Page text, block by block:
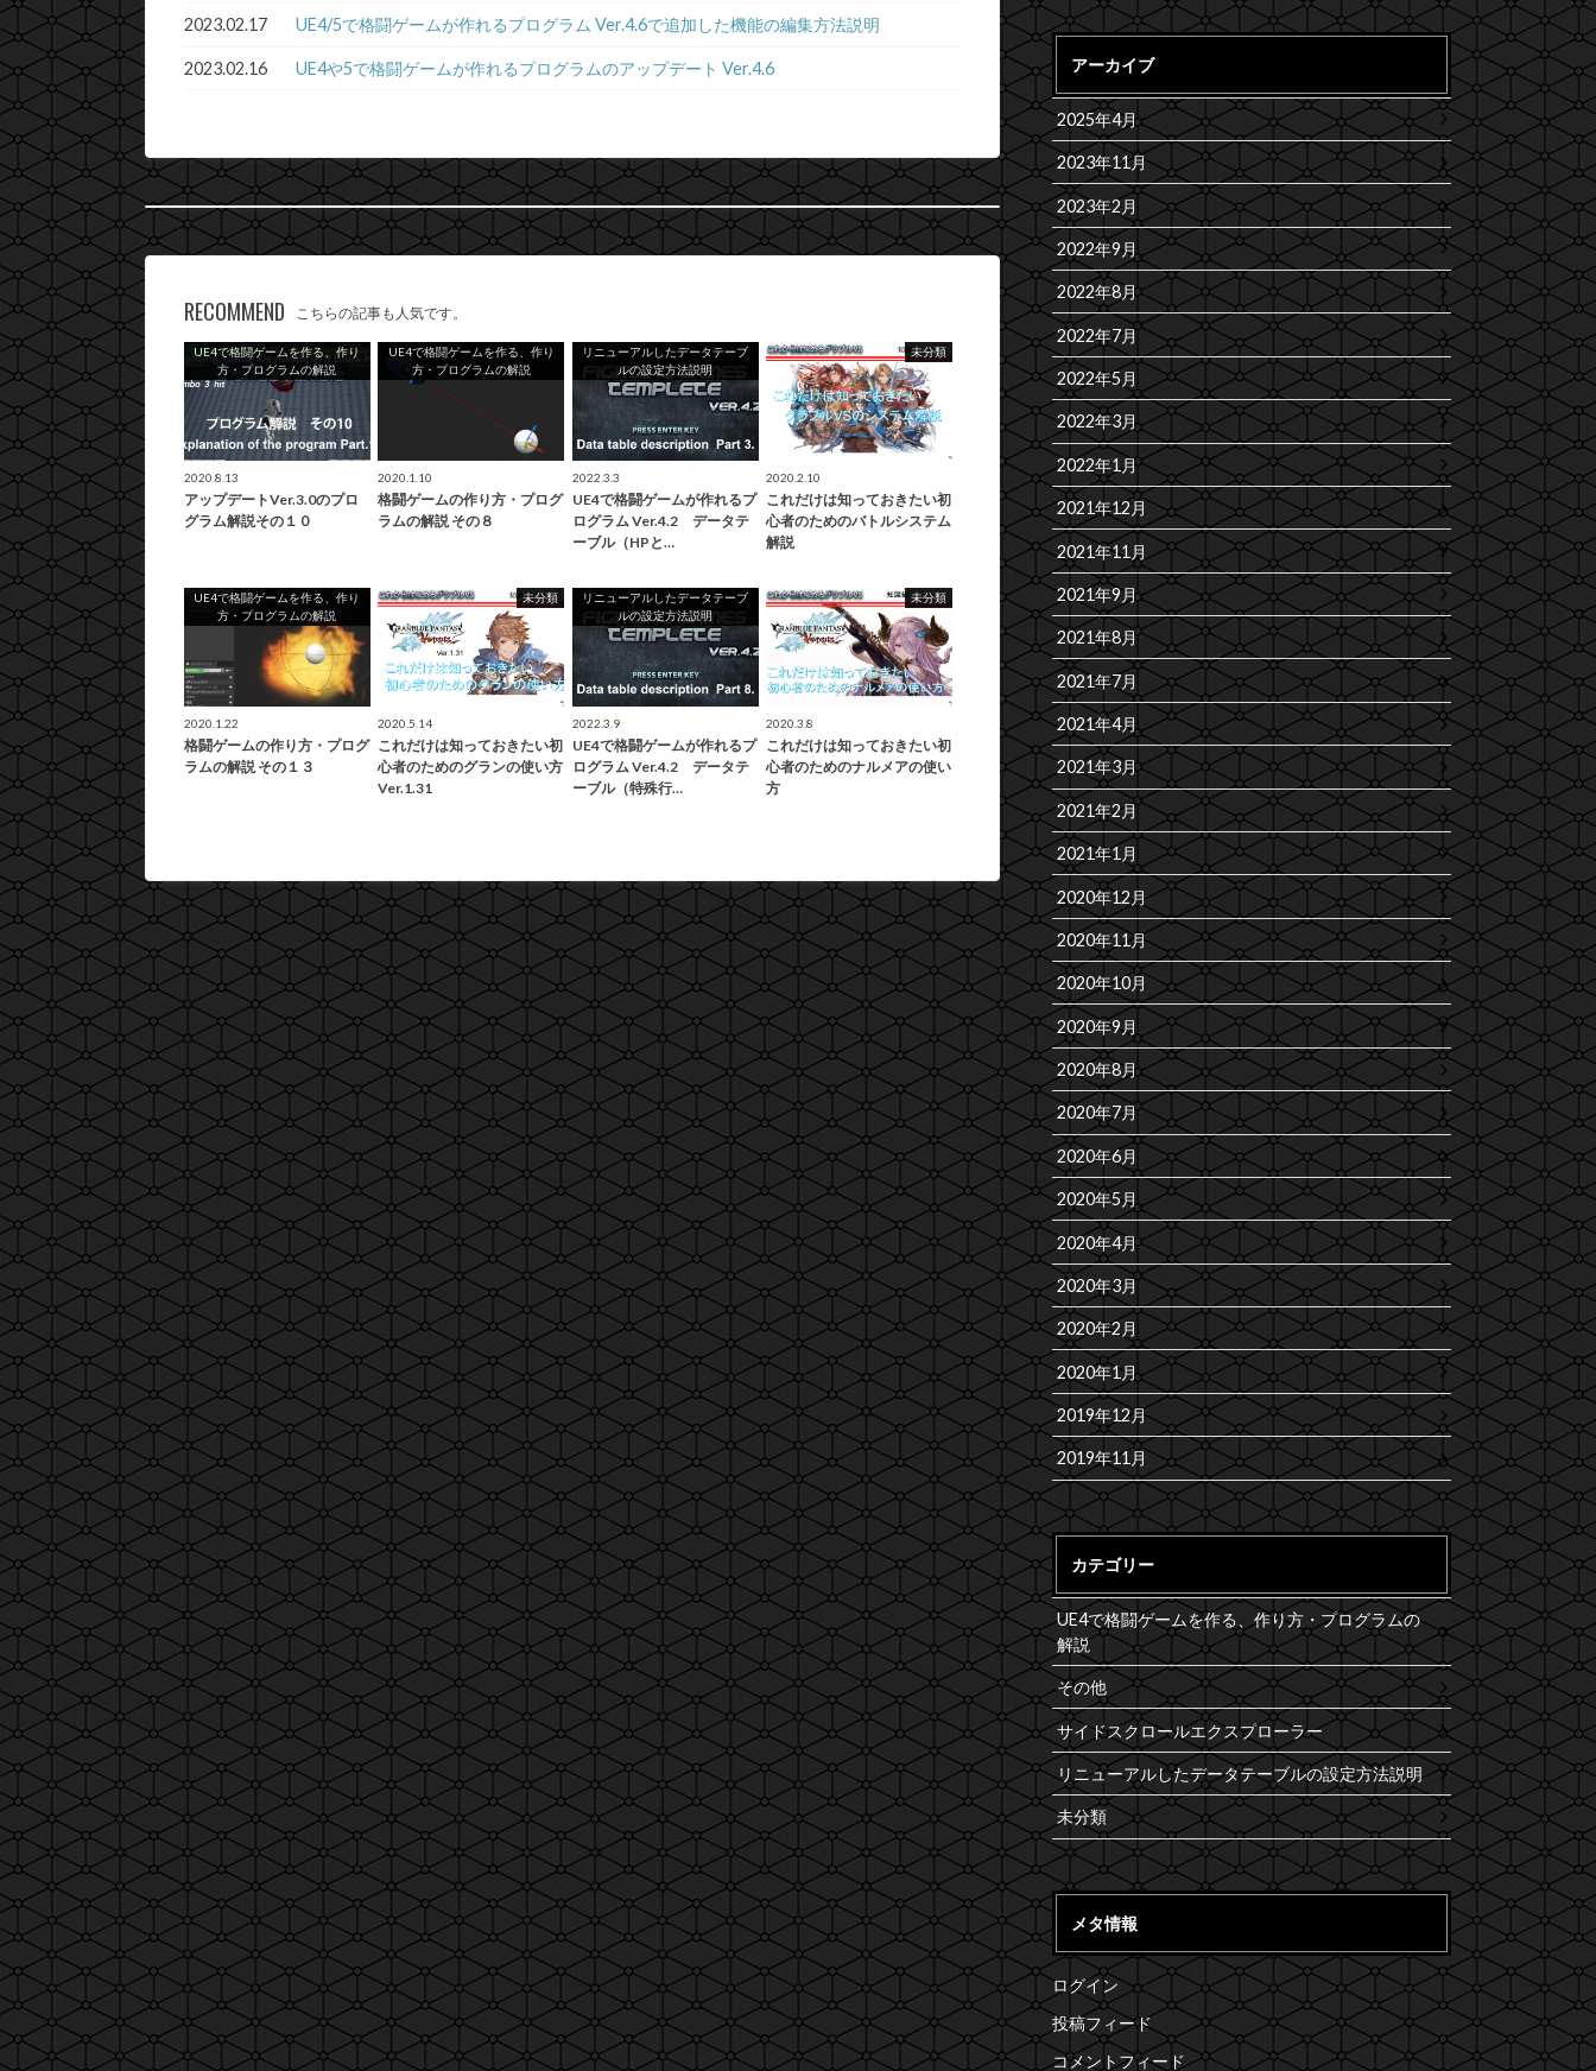
2023.02.17 UE4/5で格闘ゲームが作れるプログラム Ver.4.6で追加した機能の編集方法説明
2023.02.16 UE4や5で格闘ゲームが作れるプログラムのアップデート Ver.4.6
RECOMMEND こちらの記事も人気です。
UE4で格闘ゲームを作る、作り
方・プログラムの解説
2020.8.13
アップデートVer.3.0のプロ
グラム解説その１０
UE4で格闘ゲームを作る、作り
方・プログラムの解説
2020.1.10
格闘ゲームの作り方・プログ
ラムの解説 その８
リニューアルしたデータテーブ
ルの設定方法説明
2022.3.3
UE4で格闘ゲームが作れるプ
ログラム Ver.4.2 データテ
ーブル（HPと…
未分類
2020.2.10
これだけは知っておきたい初
心者のためのバトルシステム
解説
UE4で格闘ゲームを作る、作り
方・プログラムの解説
2020.1.22
格闘ゲームの作り方・プログ
ラムの解説 その１３
未分類
2020.5.14
これだけは知っておきたい初
心者のためのグランの使い方
Ver.1.31
リニューアルしたデータテーブ
ルの設定方法説明
2022.3.9
UE4で格闘ゲームが作れるプ
ログラム Ver.4.2 データテ
ーブル（特殊行…
未分類
2020.3.8
これだけは知っておきたい初
心者のためのナルメアの使い
方
アーカイブ
2025年4月
2023年11月
2023年2月
2022年9月
2022年8月
2022年7月
2022年5月
2022年3月
2022年1月
2021年12月
2021年11月
2021年9月
2021年8月
2021年7月
2021年4月
2021年3月
2021年2月
2021年1月
2020年12月
2020年11月
2020年10月
2020年9月
2020年8月
2020年7月
2020年6月
2020年5月
2020年4月
2020年3月
2020年2月
2020年1月
2019年12月
2019年11月
カテゴリー
UE4で格闘ゲームを作る、作り方・プログラムの
解説
その他
サイドスクロールエクスプローラー
リニューアルしたデータテーブルの設定方法説明
未分類
メタ情報
ログイン
投稿フィード
コメントフィード